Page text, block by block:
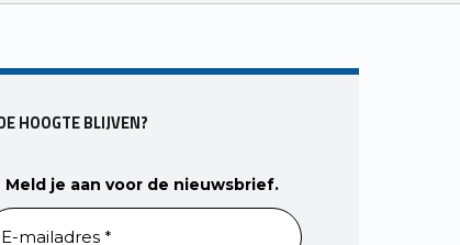
HOOGTE BLIJVEN?
Meld je aan voor de nieuwsbrief.